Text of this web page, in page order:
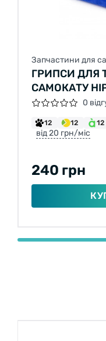
Запчастини для
ГРИПСИ ДЛЯ
САМОКАТУ
BLUE
0
12 12 12
від 20 грн/міс
240 грн